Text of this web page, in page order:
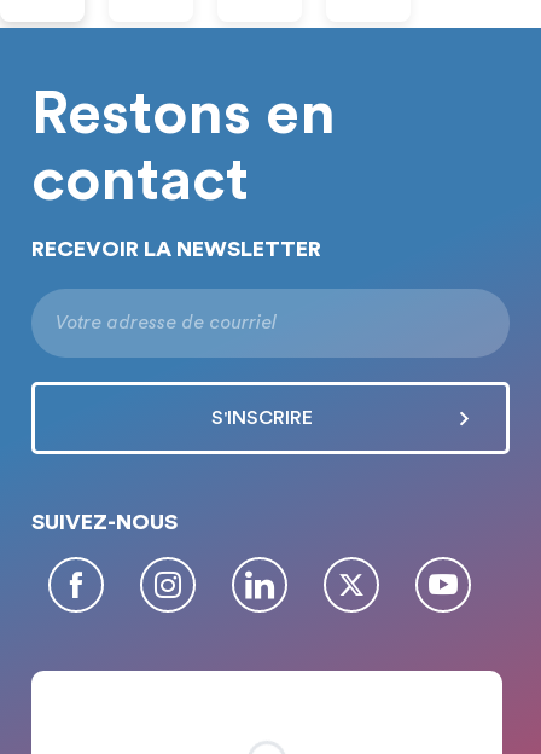
Restons en
contact
RECEVOIR LA NEWSLETTER
SUIVEZ-NOUS